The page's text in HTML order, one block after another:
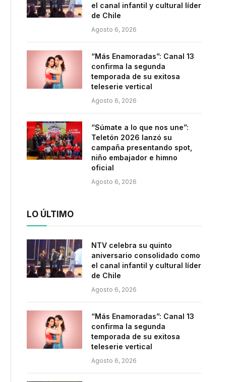
el canal infantil y cultural líder
de Chile
Agosto 6, 2026
“Más Enamoradas”: Canal 13
confirma la segunda
temporada de su exitosa
teleserie vertical
Agosto 6, 2026
“Súmate a lo que nos une”:
Teletón 2026 lanzó su
campaña presentando spot,
niño embajador e himno
oficial
Agosto 6, 2026
LO ÚLTIMO
NTV celebra su quinto
aniversario consolidado como
el canal infantil y cultural líder
de Chile
Agosto 6, 2026
“Más Enamoradas”: Canal 13
confirma la segunda
temporada de su exitosa
teleserie vertical
Agosto 6, 2026